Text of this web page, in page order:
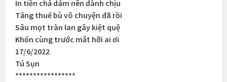
In tiền chả dám nên đành chịu
Tăng thuế bù vô chuyện đã rồi
Sâu mọt tràn lan gây kiệt quệ
Khốn cùng trước mắt hỡi ai ơi
17/6/2022
Tú Sụn
*****************